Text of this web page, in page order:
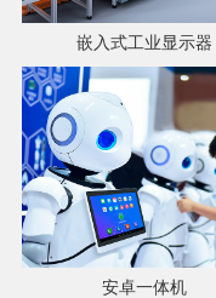
嵌入式工业显示器
安卓一体机